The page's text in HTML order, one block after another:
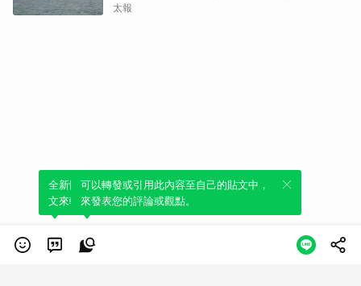
太報
全新體驗！一鍵引用此內容，透過發布貼
文來輕鬆表達個人立場。
可以轉發或引用此內容至自己的貼文中，
來發表您的評論或觀點。